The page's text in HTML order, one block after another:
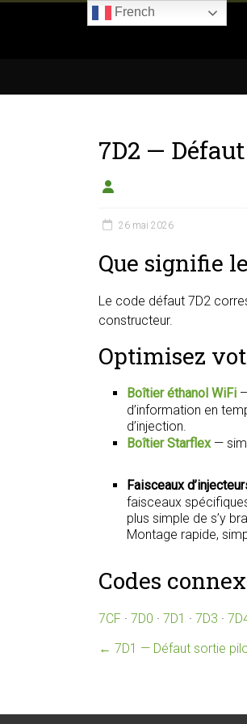
du
éthanol
7D2 —
26 mai 2026
Que signifie
Le code défaut 7D2
constructeur.
Optimisez
Boîtier éthanol WiFi
d’information en
d’injection.
Boîtier Starflex—
Faisceaux
faisceaux
plus simple de s’y
Montage rapide,
Codes
7CF · 7D0 · 7D1 · 7D3 ·
← 7D1 — Défaut sortie
French